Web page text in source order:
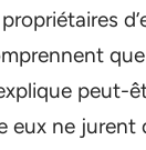
peut-
eux ne jurent